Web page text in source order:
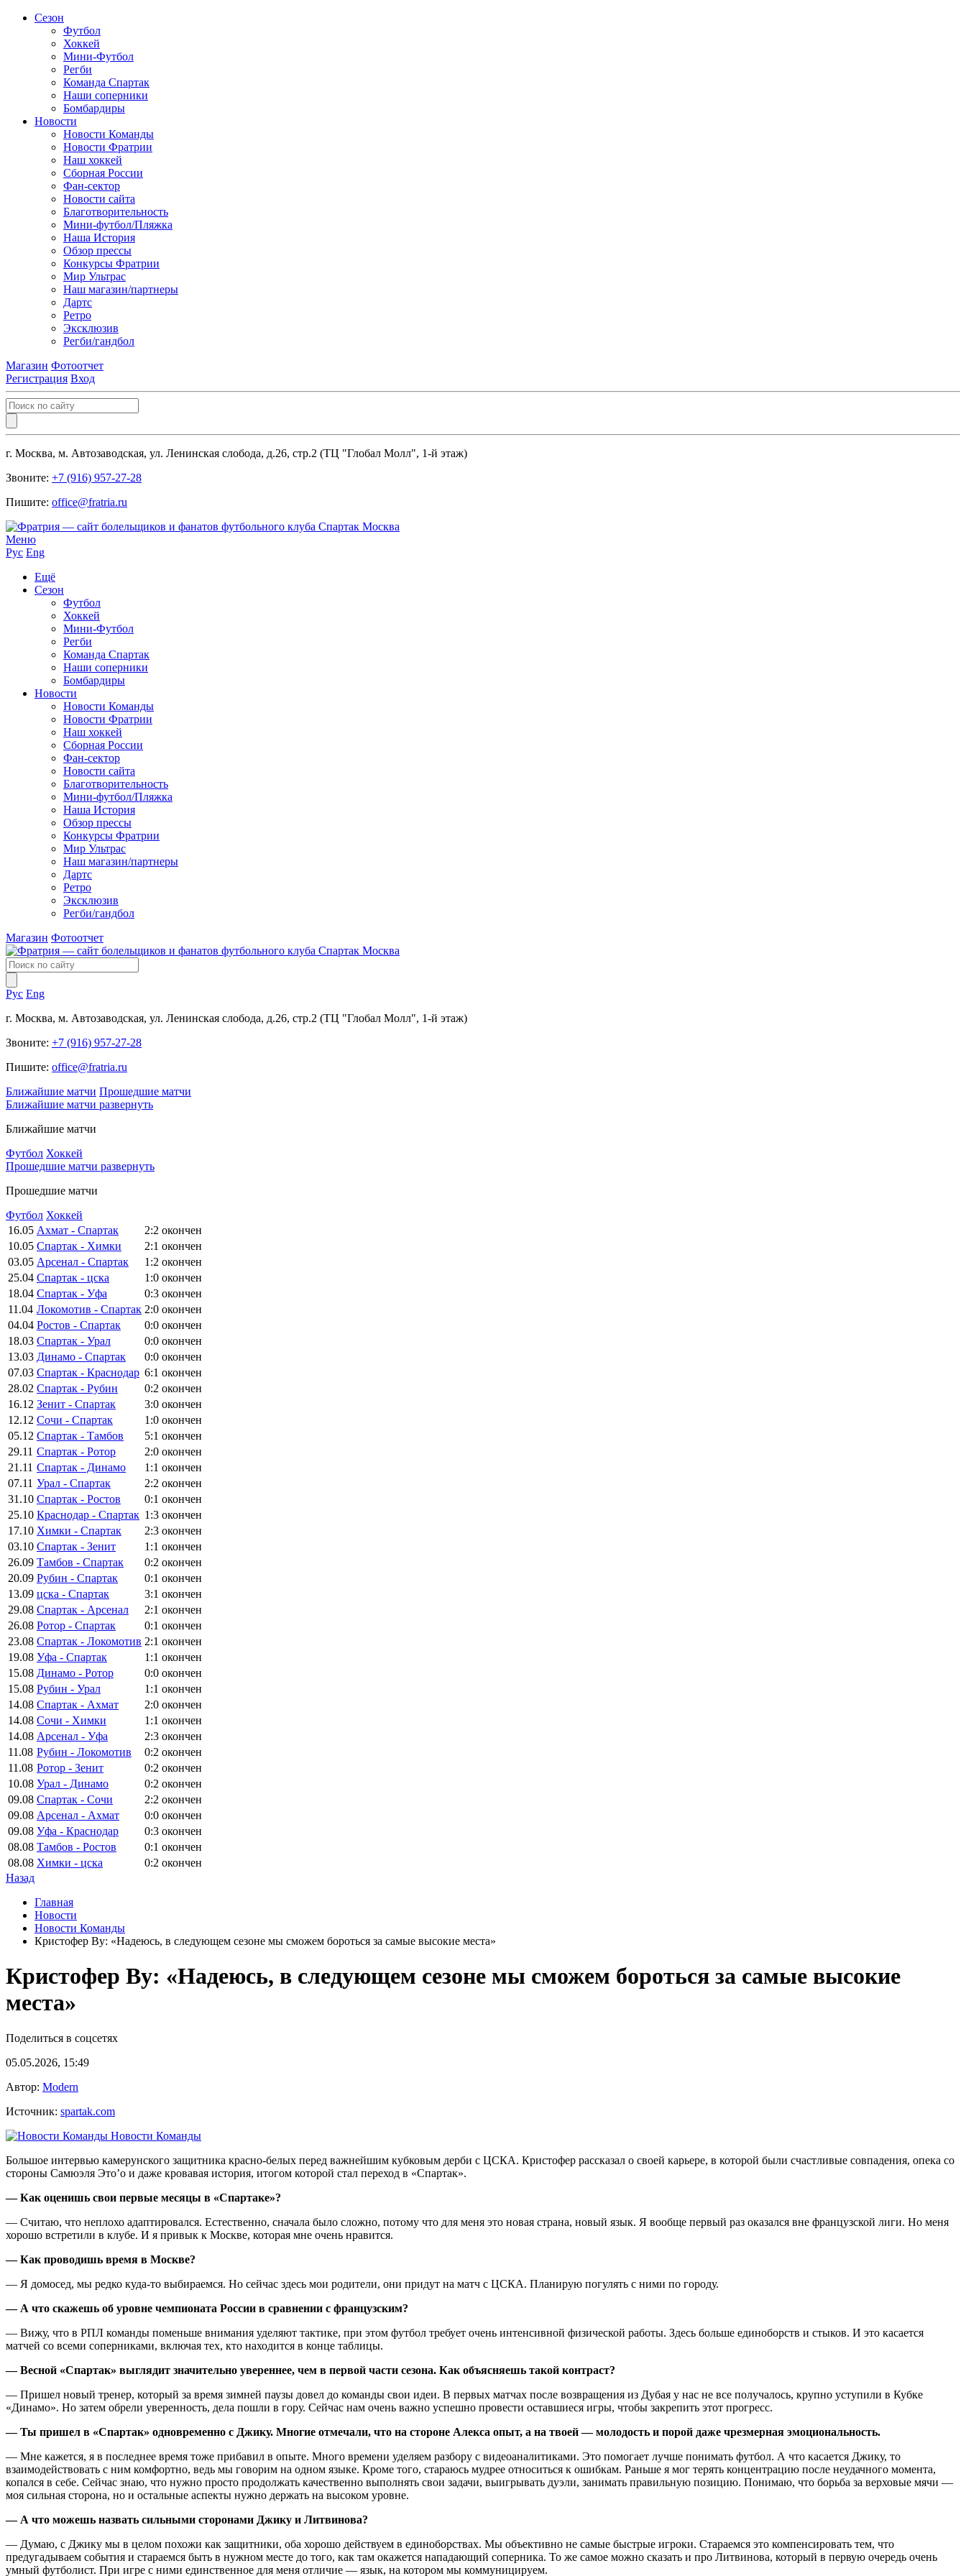
Сезон
Футбол
Хоккей
Мини-Футбол
Регби
Команда Спартак
Наши соперники
Бомбардиры
Новости
Новости Команды
Новости Фратрии
Наш хоккей
Сборная России
Фан-cектор
Новости сайта
Благотворительность
Мини-футбол/Пляжка
Наша История
Обзор прессы
Конкурсы Фратрии
Мир Ультрас
Наш магазин/партнеры
Дартс
Ретро
Эксклюзив
Регби/гандбол
Магазин Фотоотчет
Регистрация Вход
г. Москва, м. Автозаводская, ул. Ленинская слобода, д.26, стр.2 (ТЦ "Глобал Молл", 1-й этаж)
Звоните: +7 (916) 957-27-28
Пишите: office@fratria.ru
Меню
Рус Eng
Ещё
Сезон
Футбол
Хоккей
Мини-Футбол
Регби
Команда Спартак
Наши соперники
Бомбардиры
Новости
Новости Команды
Новости Фратрии
Наш хоккей
Сборная России
Фан-cектор
Новости сайта
Благотворительность
Мини-футбол/Пляжка
Наша История
Обзор прессы
Конкурсы Фратрии
Мир Ультрас
Наш магазин/партнеры
Дартс
Ретро
Эксклюзив
Регби/гандбол
Магазин Фотоотчет
Рус Eng
г. Москва, м. Автозаводская, ул. Ленинская слобода, д.26, стр.2 (ТЦ "Глобал Молл", 1-й этаж)
Звоните: +7 (916) 957-27-28
Пишите: office@fratria.ru
Ближайшие матчи Прошедшие матчи
Ближайшие матчи развернуть
Ближайшие матчи
Футбол Хоккей
Прошедшие матчи развернуть
Прошедшие матчи
Футбол Хоккей
16.05 Ахмат - Спартак 2:2 окончен
10.05 Спартак - Химки 2:1 окончен
03.05 Арсенал - Спартак 1:2 окончен
25.04 Спартак - цска 1:0 окончен
18.04 Спартак - Уфа 0:3 окончен
11.04 Локомотив - Спартак 2:0 окончен
04.04 Ростов - Спартак 0:0 окончен
18.03 Спартак - Урал 0:0 окончен
13.03 Динамо - Спартак 0:0 окончен
07.03 Спартак - Краснодар 6:1 окончен
28.02 Спартак - Рубин 0:2 окончен
16.12 Зенит - Спартак 3:0 окончен
12.12 Сочи - Спартак 1:0 окончен
05.12 Спартак - Тамбов 5:1 окончен
29.11 Спартак - Ротор 2:0 окончен
21.11 Спартак - Динамо 1:1 окончен
07.11 Урал - Спартак 2:2 окончен
31.10 Спартак - Ростов 0:1 окончен
25.10 Краснодар - Спартак 1:3 окончен
17.10 Химки - Спартак 2:3 окончен
03.10 Спартак - Зенит 1:1 окончен
26.09 Тамбов - Спартак 0:2 окончен
20.09 Рубин - Спартак 0:1 окончен
13.09 цска - Спартак 3:1 окончен
29.08 Спартак - Арсенал 2:1 окончен
26.08 Ротор - Спартак 0:1 окончен
23.08 Спартак - Локомотив 2:1 окончен
19.08 Уфа - Спартак 1:1 окончен
15.08 Динамо - Ротор 0:0 окончен
15.08 Рубин - Урал 1:1 окончен
14.08 Спартак - Ахмат 2:0 окончен
14.08 Сочи - Химки 1:1 окончен
14.08 Арсенал - Уфа 2:3 окончен
11.08 Рубин - Локомотив 0:2 окончен
11.08 Ротор - Зенит 0:2 окончен
10.08 Урал - Динамо 0:2 окончен
09.08 Спартак - Сочи 2:2 окончен
09.08 Арсенал - Ахмат 0:0 окончен
09.08 Уфа - Краснодар 0:3 окончен
08.08 Тамбов - Ростов 0:1 окончен
08.08 Химки - цска 0:2 окончен
Назад
Главная
Новости
Новости Команды
Кристофер Ву: «Надеюсь, в следующем сезоне мы сможем бороться за самые высокие места»
Кристофер Ву: «Надеюсь, в следующем сезоне мы сможем бороться за самые высокие
места»
Поделиться в соцсетях
05.05.2026, 15:49
Автор: Modern
Источник: spartak.com
Новости Команды
Большое интервью камерунского защитника красно-белых перед важнейшим кубковым дерби с ЦСКА. Кристофер рассказал о своей карьере, в которой были счастливые совпадения, опека со
стороны Самюэля Это’о и даже кровавая история, итогом которой стал переход в «Спартак».
— Как оценишь свои первые месяцы в «Спартаке»?
— Считаю, что неплохо адаптировался. Естественно, сначала было сложно, потому что для меня это новая страна, новый язык. Я вообще первый раз оказался вне французской лиги. Но меня
хорошо встретили в клубе. И я привык к Москве, которая мне очень нравится.
— Как проводишь время в Москве?
— Я домосед, мы редко куда-то выбираемся. Но сейчас здесь мои родители, они придут на матч с ЦСКА. Планирую погулять с ними по городу.
— А что скажешь об уровне чемпионата России в сравнении с французским?
— Вижу, что в РПЛ команды поменьше внимания уделяют тактике, при этом футбол требует очень интенсивной физической работы. Здесь больше единоборств и стыков. И это касается
матчей со всеми соперниками, включая тех, кто находится в конце таблицы.
— Весной «Спартак» выглядит значительно увереннее, чем в первой части сезона. Как объясняешь такой контраст?
— Пришел новый тренер, который за время зимней паузы довел до команды свои идеи. В первых матчах после возвращения из Дубая у нас не все получалось, крупно уступили в Кубке
«Динамо». Но затем обрели уверенность, дела пошли в гору. Сейчас нам очень важно успешно провести оставшиеся игры, чтобы закрепить этот прогресс.
— Ты пришел в «Спартак» одновременно с Джику. Многие отмечали, что на стороне Алекса опыт, а на твоей — молодость и порой даже чрезмерная эмоциональность.
— Мне кажется, я в последнее время тоже прибавил в опыте. Много времени уделяем разбору с видеоаналитиками. Это помогает лучше понимать футбол. А что касается Джику, то
взаимодействовать с ним комфортно, ведь мы говорим на одном языке. Кроме того, стараюсь мудрее относиться к ошибкам. Раньше я мог терять концентрацию после неудачного момента,
копался в себе. Сейчас знаю, что нужно просто продолжать качественно выполнять свои задачи, выигрывать дуэли, занимать правильную позицию. Понимаю, что борьба за верховые мячи —
моя сильная сторона, но и остальные аспекты нужно держать на высоком уровне.
— А что можешь назвать сильными сторонами Джику и Литвинова?
— Думаю, с Джику мы в целом похожи как защитники, оба хорошо действуем в единоборствах. Мы объективно не самые быстрые игроки. Стараемся это компенсировать тем, что
предугадываем события и стараемся быть в нужном месте до того, как там окажется нападающий соперника. То же самое можно сказать и про Литвинова, который в первую очередь очень
умный футболист. При игре с ними единственное для меня отличие — язык, на котором мы коммуницируем.